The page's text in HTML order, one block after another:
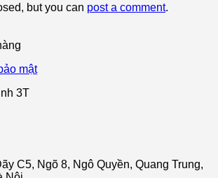
but you can post a comment.
mật
3T
C5, Ngõ 8, Ngô Quyền, Quang Trung,